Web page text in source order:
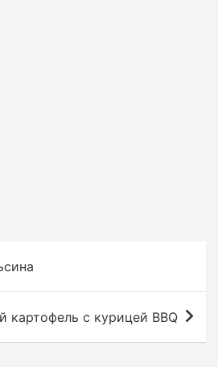
картофель с курицей BBQ